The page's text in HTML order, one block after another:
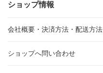
ショップ情報
会社概要・決済方法・配送方法
ショップへ問い合わせ